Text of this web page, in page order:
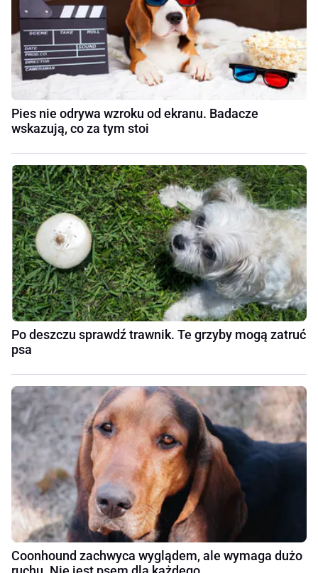
Pies nie odrywa wzroku od ekranu. Badacze
wskazują, co za tym stoi
Po deszczu sprawdź trawnik. Te grzyby mogą zatruć
psa
Coonhound zachwyca wyglądem, ale wymaga dużo